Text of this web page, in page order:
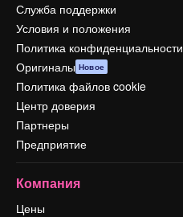
Служба поддержки
Условия и положения
Политика конфиденциальности
Оригиналы Новое
Политика файлов cookie
Центр доверия
Партнеры
Предприятие
Компания
Цены